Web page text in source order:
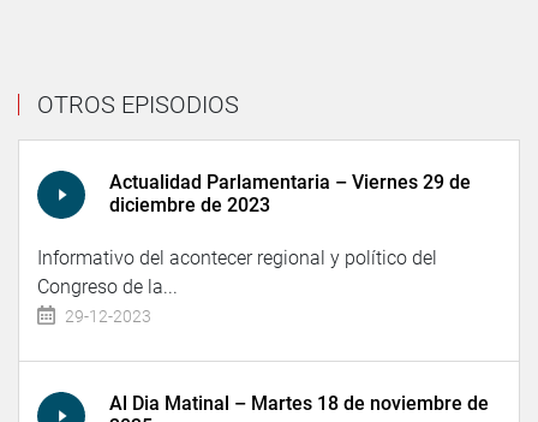
OTROS EPISODIOS
Actualidad Parlamentaria – Viernes 29 de
diciembre de 2023
Informativo del acontecer regional y político del
Congreso de la...
29-12-2023
Al Dia Matinal – Martes 18 de noviembre de